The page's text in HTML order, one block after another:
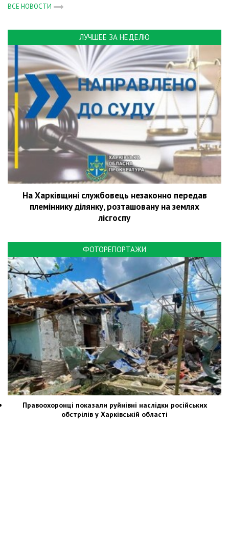
ВСЕ НОВОСТИ
ЛУЧШЕЕ ЗА НЕДЕЛЮ
На Харківщині службовець незаконно передав
племіннику ділянку, розташовану на землях
лісгоспу
ФОТОРЕПОРТАЖИ
Правоохоронці показали руйнівні наслідки російських
обстрілів у Харківській області